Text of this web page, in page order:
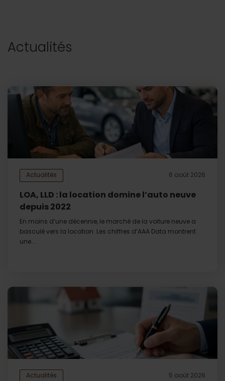
Actualités
Actualités 6 août 2026
LOA, LLD : la location domine l’auto neuve
depuis 2022
En moins d’une décennie, le marché de la voiture neuve a
basculé vers la location. Les chiffres d’AAA Data montrent
une...
Actualités 5 août 2026